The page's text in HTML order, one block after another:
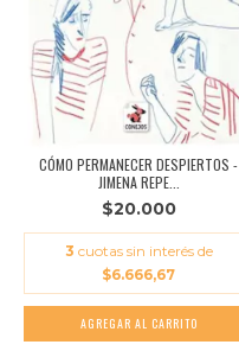
CÓMO PERMANECER DESPIERTOS -
JIMENA REPE...
$20.000
3 cuotas sin interés de
$6.666,67